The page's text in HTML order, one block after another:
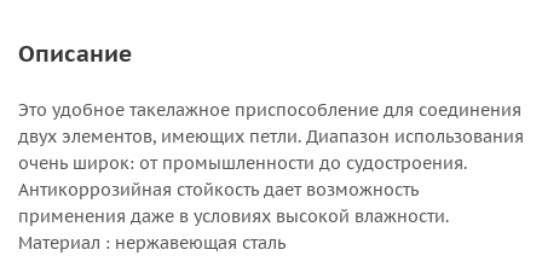
Описание
Это удобное такелажное приспособление для соединения
двух элементов, имеющих петли. Диапазон использования
очень широк: от промышленности до судостроения.
Антикоррозийная стойкость дает возможность
применения даже в условиях высокой влажности.
Материал : нержавеющая сталь